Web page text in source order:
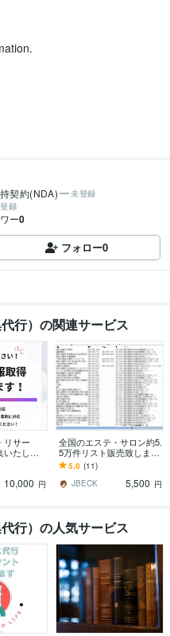
契約(NDA) 未登録
録
ー0
フォロー0
行）の関連サービス
リサー
たしま
てWeb
たしま
10,000 円
全国のエステ・サロン約5.
5万件リスト販売致します
テレアポ・DM・訪問営業
に最適なアタックリスト
で新規顧客開拓
5.0 (11)
JBECK
5,500 円
行）の人気サービス